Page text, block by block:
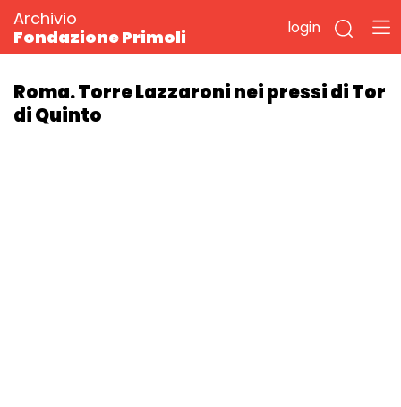
Archivio
Fondazione Primoli
login
Roma. Torre Lazzaroni nei pressi di Tor
di Quinto